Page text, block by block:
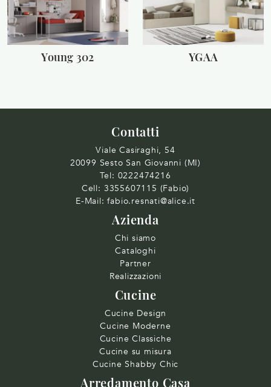
Young 302 YGAA
Contatti
Viale Casiraghi, 54
20099 Sesto San Giovanni (MI)
Tel: 0222474216
Cell: 3355607115 (Fabio)
E-Mail: fabio.resnati@alice.it
Azienda
Chi siamo
Cataloghi
Partner
Realizzazioni
Cucine
Cucine Design
Cucine Moderne
Cucine Classiche
Cucine su misura
Cucine Shabby Chic
Arredamento Casa